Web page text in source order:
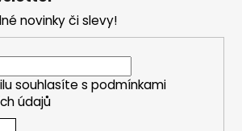
novinky či slevy!
souhlasíte s podmínkami
údajů